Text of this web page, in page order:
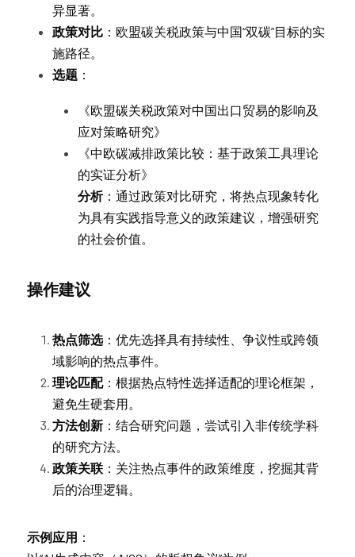
异显著。
政策对比 ：欧盟碳关税政策与中国“双碳”目标的实
施路径。
选题 ：
《欧盟碳关税政策对中国出口贸易的影响及
应对策略研究》
《中欧碳减排政策比较：基于政策工具理论
的实证分析》
分析：通过政策对比研究，将热点现象转化
为具有实践指导意义的政策建议，增强研究
的社会价值。
操作建议
热点筛选：优先选择具有持续性、争议性或跨领
域影响的热点事件。
理论匹配：根据热点特性选择适配的理论框架，
避免生硬套用。
方法创新 ：结合研究问题，尝试引入非传统学科
的研究方法。
政策关联 ：关注热点事件的政策维度，挖掘其背
后的治理逻辑。
示例应用 ：